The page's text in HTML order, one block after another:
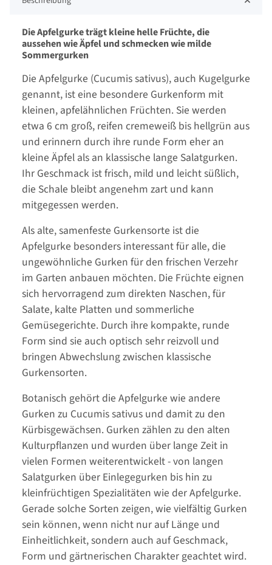
Die Apfelgurke trägt kleine helle Früchte, die
aussehen wie Äpfel und schmecken wie milde
Sommergurken
Die Apfelgurke (Cucumis sativus), auch Kugelgurke
genannt, ist eine besondere Gurkenform mit
kleinen, apfelähnlichen Früchten. Sie werden
etwa 6 cm groß, reifen cremeweiß bis hellgrün aus
und erinnern durch ihre runde Form eher an
kleine Äpfel als an klassische lange Salatgurken.
Ihr Geschmack ist frisch, mild und leicht süßlich,
die Schale bleibt angenehm zart und kann
mitgegessen werden.
Als alte, samenfeste Gurkensorte ist die
Apfelgurke besonders interessant für alle, die
ungewöhnliche Gurken für den frischen Verzehr
im Garten anbauen möchten. Die Früchte eignen
sich hervorragend zum direkten Naschen, für
Salate, kalte Platten und sommerliche
Gemüsegerichte. Durch ihre kompakte, runde
Form sind sie auch optisch sehr reizvoll und
bringen Abwechslung zwischen klassische
Gurkensorten.
Botanisch gehört die Apfelgurke wie andere
Gurken zu Cucumis sativus und damit zu den
Kürbisgewächsen. Gurken zählen zu den alten
Kulturpflanzen und wurden über lange Zeit in
vielen Formen weiterentwickelt - von langen
Salatgurken über Einlegegurken bis hin zu
kleinfrüchtigen Spezialitäten wie der Apfelgurke.
Gerade solche Sorten zeigen, wie vielfältig Gurken
sein können, wenn nicht nur auf Länge und
Einheitlichkeit, sondern auch auf Geschmack,
Form und gärtnerischen Charakter geachtet wird.